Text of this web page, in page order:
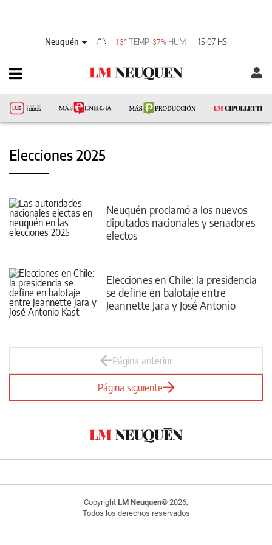
Neuquén 13°TEMP 37% HUM 15:07 HS
Elecciones 2025
Neuquén proclamó a los nuevos
diputados nacionales y senadores
electos
Elecciones en Chile: la presidencia
se define en balotaje entre
Jeannette Jara y José Antonio
Página anterior
Página siguiente
Copyright LM Neuquen© 2026,
Todos los derechos reservados